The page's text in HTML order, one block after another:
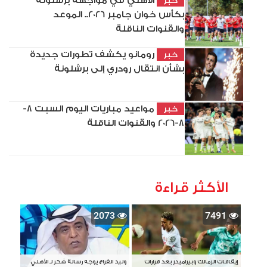
بكأس خوان جامبر 2026.. الموعد
والقنوات الناقلة
خبر
رومانو يكشف تطورات جديدة
بشأن انتقال رودري إلى برشلونة
خبر
مواعيد مباريات اليوم السبت 8-
8-2026 والقنوات الناقلة
الأكثر قراءة
7491
إيقافات الزمالك وبيراميدز بعد قرارات
2073
وليد الفراج يوجه رسالة شكر لـ الأهلي